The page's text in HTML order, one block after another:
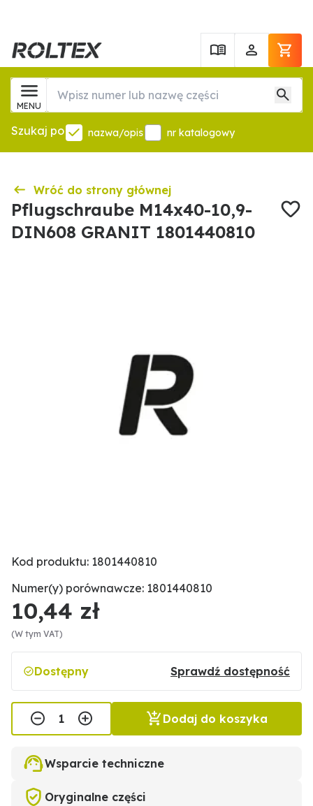
MENU
Szukaj po nazwa/opis nr katalogowy
Wróć do strony głównej
Pflugschraube M14x40-10,9-
DIN608 GRANIT 1801440810
Kod produktu: 1801440810
Numer(y) porównawcze: 1801440810
10,44 zł
(W tym VAT)
Dostępny Sprawdź dostępność
Dodaj do koszyka
Wsparcie techniczne
Oryginalne części